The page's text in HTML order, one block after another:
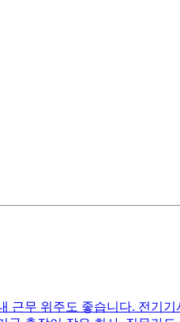
무 위주도 좋습니다. 전기